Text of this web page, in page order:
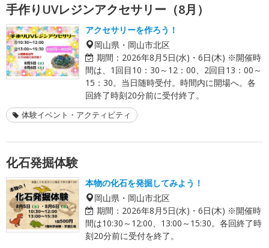
手作りUVレジンアクセサリー（8月）
アクセサリーを作ろう！
岡山県・岡山市北区
期間： 2026年8月5日(水)・6日(木) ※開催時
間は、1回目10：30～12：00、2回目13：00～
15：30。当日随時受付。時間内に開場へ。各
回終了時刻20分前に受付終了。
体験イベント・アクティビティ
化石発掘体験
本物の化石を発掘してみよう！
岡山県・岡山市北区
期間： 2026年8月5日(水)・6日(木) ※開催時
間は10:30～12:00、13:00～15:30。各回終了時
刻20分前に受付を終了。